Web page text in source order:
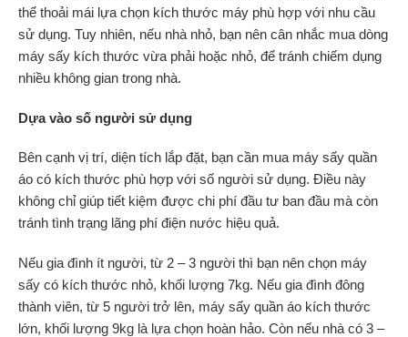
thể thoải mái lựa chọn kích thước máy phù hợp với nhu cầu
sử dụng. Tuy nhiên, nếu nhà nhỏ, bạn nên cân nhắc mua dòng
máy sấy kích thước vừa phải hoặc nhỏ, để tránh chiếm dụng
nhiều không gian trong nhà.
Dựa vào số người sử dụng
Bên cạnh vị trí, diện tích lắp đặt, bạn cần mua máy sấy quần
áo có kích thước phù hợp với số người sử dụng. Điều này
không chỉ giúp tiết kiệm được chi phí đầu tư ban đầu mà còn
tránh tình trạng lãng phí điện nước hiệu quả.
Nếu gia đình ít người, từ 2 – 3 người thì bạn nên chọn máy
sấy có kích thước nhỏ, khối lượng 7kg. Nếu gia đình đông
thành viên, từ 5 người trở lên, máy sấy quần áo kích thước
lớn, khối lượng 9kg là lựa chọn hoàn hảo. Còn nếu nhà có 3 –